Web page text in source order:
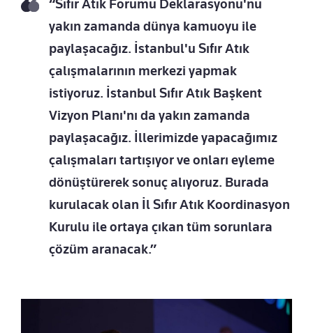
“Sıfır Atık Forumu Deklarasyonu'nu
yakın zamanda dünya kamuoyu ile
paylaşacağız. İstanbul'u Sıfır Atık
çalışmalarının merkezi yapmak
istiyoruz. İstanbul Sıfır Atık Başkent
Vizyon Planı'nı da yakın zamanda
paylaşacağız. İllerimizde yapacağımız
çalışmaları tartışıyor ve onları eyleme
dönüştürerek sonuç alıyoruz. Burada
kurulacak olan İl Sıfır Atık Koordinasyon
Kurulu ile ortaya çıkan tüm sorunlara
çözüm aranacak.”